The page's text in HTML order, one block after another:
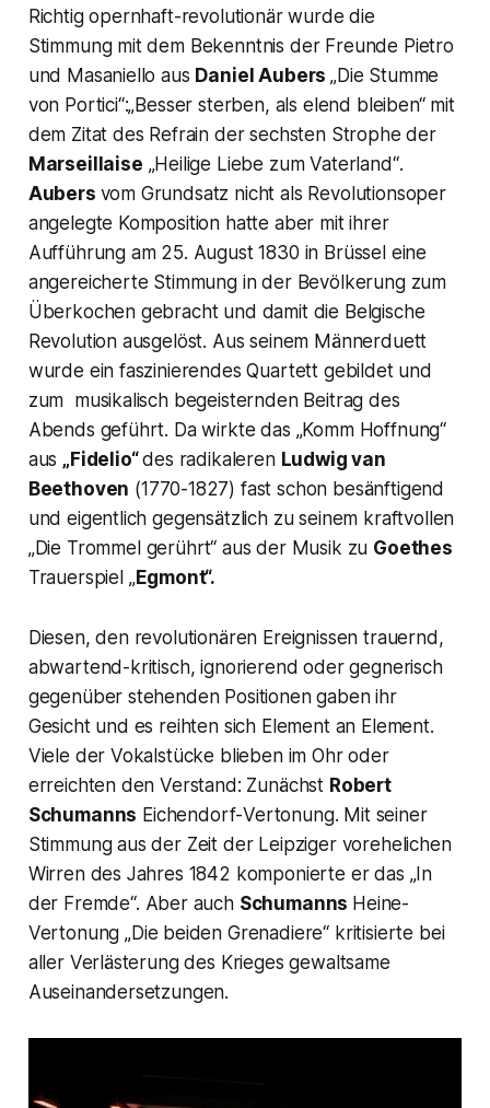
Richtig opernhaft-revolutionär wurde die
Stimmung mit dem Bekenntnis der Freunde Pietro
und Masaniello aus Daniel Aubers„Die Stumme
von Portici“:„Besser sterben, als elend bleiben“mit
dem Zitat des Refrain der sechsten Strophe der
Marseillaise „Heilige Liebe zum Vaterland“.
Aubers vom Grundsatz nicht als Revolutionsoper
angelegte Komposition hatte aber mit ihrer
Aufführung am 25. August 1830 in Brüssel eine
angereicherte Stimmung in der Bevölkerung zum
Überkochen gebracht und damit die Belgische
Revolution ausgelöst. Aus seinem Männerduett
wurde ein faszinierendes Quartett gebildet und
zum musikalisch begeisternden Beitrag des
Abends geführt. Da wirkte das „Komm Hoffnung“
aus „Fidelio“des radikaleren Ludwig van
Beethoven (1770-1827) fast schon besänftigend
und eigentlich gegensätzlich zu seinem kraftvollen
„Die Trommel gerührt“ aus der Musik zu Goethes
Trauerspiel „Egmont“.
Diesen, den revolutionären Ereignissen trauernd,
abwartend-kritisch, ignorierend oder gegnerisch
gegenüber stehenden Positionen gaben ihr
Gesicht und es reihten sich Element an Element.
Viele der Vokalstücke blieben im Ohr oder
erreichten den Verstand: Zunächst Robert
Schumanns Eichendorf-Vertonung. Mit seiner
Stimmung aus der Zeit der Leipziger vorehelichen
Wirren des Jahres 1842 komponierte er das „In
der Fremde“. Aber auch Schumanns Heine-
Vertonung„Die beiden Grenadiere“ kritisierte bei
aller Verlästerung des Krieges gewaltsame
Auseinandersetzungen.